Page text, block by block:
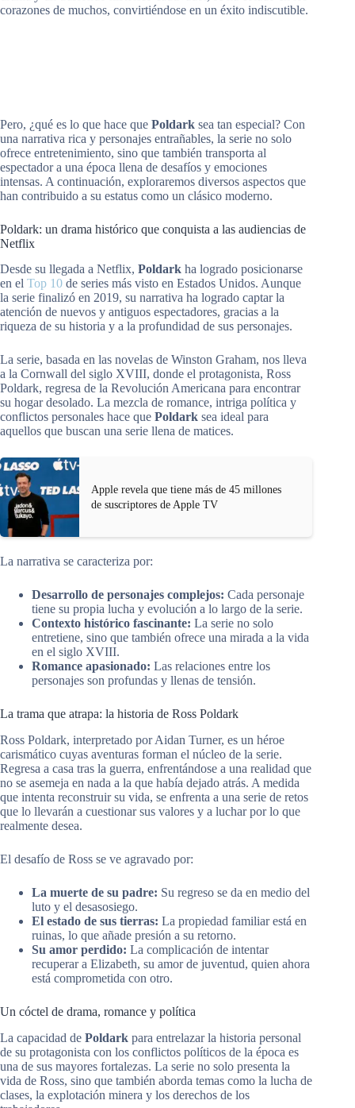
corazones de muchos, convirtiéndose en un éxito indiscutible.
Pero, ¿qué es lo que hace que Poldark sea tan especial? Con
una narrativa rica y personajes entrañables, la serie no solo
ofrece entretenimiento, sino que también transporta al
espectador a una época llena de desafíos y emociones
intensas. A continuación, exploraremos diversos aspectos que
han contribuido a su estatus como un clásico moderno.
Poldark: un drama histórico que conquista a las audiencias de
Netflix
Desde su llegada a Netflix, Poldark ha logrado posicionarse
en el Top 10 de series más visto en Estados Unidos. Aunque
la serie finalizó en 2019, su narrativa ha logrado captar la
atención de nuevos y antiguos espectadores, gracias a la
riqueza de su historia y a la profundidad de sus personajes.
La serie, basada en las novelas de Winston Graham, nos lleva
a la Cornwall del siglo XVIII, donde el protagonista, Ross
Poldark, regresa de la Revolución Americana para encontrar
su hogar desolado. La mezcla de romance, intriga política y
conflictos personales hace que Poldark sea ideal para
aquellos que buscan una serie llena de matices.
Apple revela que tiene más de 45 millones
de suscriptores de Apple TV
La narrativa se caracteriza por:
Desarrollo de personajes complejos: Cada personaje
tiene su propia lucha y evolución a lo largo de la serie.
Contexto histórico fascinante: La serie no solo
entretiene, sino que también ofrece una mirada a la vida
en el siglo XVIII.
Romance apasionado: Las relaciones entre los
personajes son profundas y llenas de tensión.
La trama que atrapa: la historia de Ross Poldark
Ross Poldark, interpretado por Aidan Turner, es un héroe
carismático cuyas aventuras forman el núcleo de la serie.
Regresa a casa tras la guerra, enfrentándose a una realidad que
no se asemeja en nada a la que había dejado atrás. A medida
que intenta reconstruir su vida, se enfrenta a una serie de retos
que lo llevarán a cuestionar sus valores y a luchar por lo que
realmente desea.
El desafío de Ross se ve agravado por:
La muerte de su padre: Su regreso se da en medio del
luto y el desasosiego.
El estado de sus tierras: La propiedad familiar está en
ruinas, lo que añade presión a su retorno.
Su amor perdido: La complicación de intentar
recuperar a Elizabeth, su amor de juventud, quien ahora
está comprometida con otro.
Un cóctel de drama, romance y política
La capacidad de Poldark para entrelazar la historia personal
de su protagonista con los conflictos políticos de la época es
una de sus mayores fortalezas. La serie no solo presenta la
vida de Ross, sino que también aborda temas como la lucha de
clases, la explotación minera y los derechos de los